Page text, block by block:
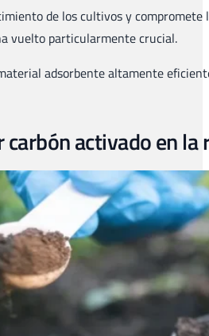
de los cultivos y
vuelto particularmente crucial.
adsorbente altamente
activado en la